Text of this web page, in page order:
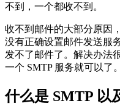
不到，一个都收不到。
收不到邮件的大部分原因
没有正确设置邮件发送服
发不了邮件了。解决办法
一个 SMTP 服务就可以了。
什么是 SMTP 以